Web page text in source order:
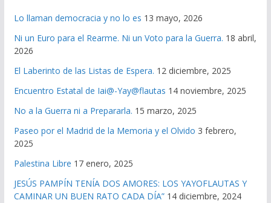
Lo llaman democracia y no lo es 13 mayo, 2026
Ni un Euro para el Rearme. Ni un Voto para la Guerra. 18 abril,
2026
El Laberinto de las Listas de Espera. 12 diciembre, 2025
Encuentro Estatal de Iai@-Yay@flautas 14 noviembre, 2025
No a la Guerra ni a Prepararla. 15 marzo, 2025
Paseo por el Madrid de la Memoria y el Olvido 3 febrero,
2025
Palestina Libre 17 enero, 2025
JESÚS PAMPÍN TENÍA DOS AMORES: LOS YAYOFLAUTAS Y
CAMINAR UN BUEN RATO CADA DÍA” 14 diciembre, 2024